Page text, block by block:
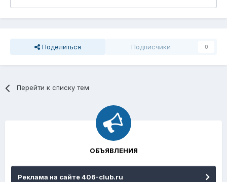
Поделиться Подписчики 0
Перейти к списку тем
ОБЪЯВЛЕНИЯ
Реклама на сайте 406-club.ru